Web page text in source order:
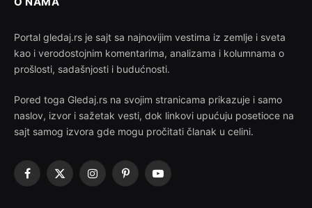
Portal gledaj.rs je sajt sa najnovijim vestima iz zemlje i sveta
kao i verodostojnim komentarima, analizama i kolumnama o
prošlosti, sadašnjosti i budućnosti.
Pored toga Gledaj.rs na svojim stranicama prikazuje i samo
naslov, izvor i sažetak vesti, dok linkovi upućuju posetioce na
sajt samog izvora gde mogu pročitati članak u celini.
Facebook
X
InstagramPinterestYouTube